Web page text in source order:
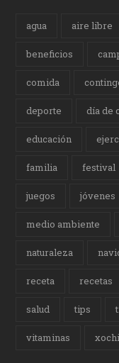
agua aire libre
beneficios
comida
deporte día de
educación
familia festival
juegos jóvenes
medio ambiente
naturaleza
receta recetas
salud tips
vitaminas